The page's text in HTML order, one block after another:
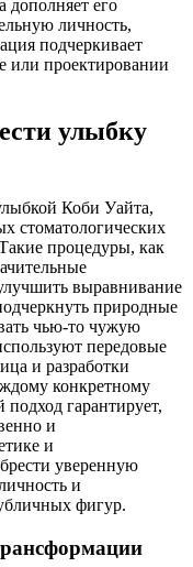
дополняет его
личность,
подчеркивает
или проектировании
улыбку
Коби Уайта,
стоматологических
процедуры, как
выравнивание
природные
чью-то чужую
передовые
и разработки
конкретному
гарантирует,
и
и
уверенную
и
фигур.